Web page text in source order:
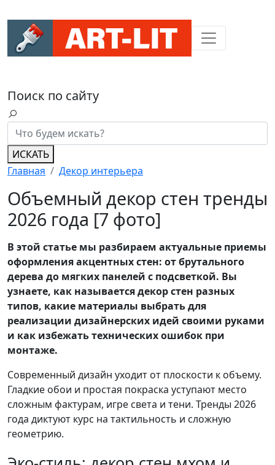
Поиск по сайту
ИСКАТЬ
Главная
Декор интерьера
Объемный декор стен тренды
2026 года [7 фото]
В этой статье мы разбираем актуальные приемы
оформления акцентных стен: от брутального
дерева до мягких панелей с подсветкой. Вы
узнаете, как называется декор стен разных
типов, какие материалы выбрать для
реализации дизайнерских идей своими руками
и как избежать технических ошибок при
монтаже.
Современный дизайн уходит от плоскости к объему.
Гладкие обои и простая покраска уступают место
сложным фактурам, игре света и тени. Тренды 2026
года диктуют курс на тактильность и сложную
геометрию.